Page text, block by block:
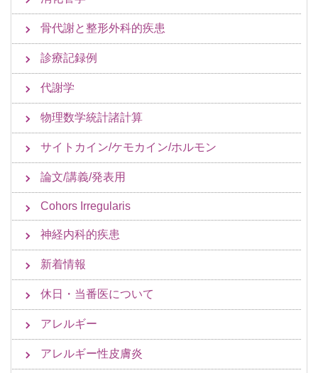
骨代謝と整形外科的疾患
診療記録例
代謝学
物理数学統計諸計算
サイトカイン/ケモカイン/ホルモン
論文/講義/発表用
Cohors Irregularis
神経内科的疾患
新着情報
休日・当番医について
アレルギー
アレルギー性皮膚炎